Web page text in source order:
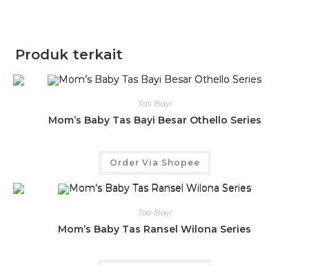
Produk terkait
Tas Bayi
Mom’s Baby Tas Bayi Besar Othello Series
Order Via Shopee
Tas Bayi
Mom’s Baby Tas Ransel Wilona Series